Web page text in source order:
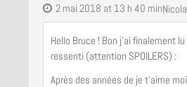
2 mai 2018 at 13 h 40 min
Hello Bruce ! Bon j’ai finalement
ressenti (attention SPOILERS) :
Après des années de je t’aime